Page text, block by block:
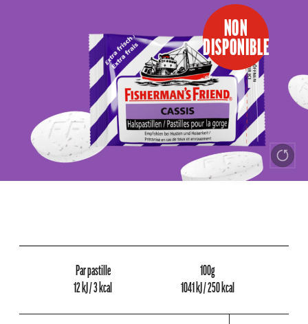
NON
DISPONIBLE
Par pastille
12 kJ / 3 kcal
100g
1041 kJ / 250 kcal